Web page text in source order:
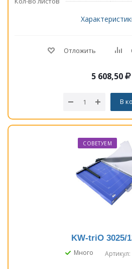
Отложить
5 608,50
В
СОВЕТУЕМ
KW-triO 3025/
Много